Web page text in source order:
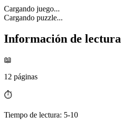
Cargando juego...
Cargando puzzle...
Información de lectura
📖
12 páginas
⏱️
Tiempo de lectura: 5-10